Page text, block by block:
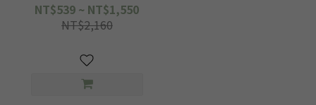
NT$539 ~ NT$1,550
NT$2,160